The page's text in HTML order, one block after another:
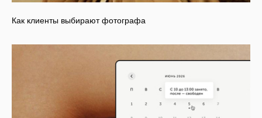
Как клиенты выбирают фотографа